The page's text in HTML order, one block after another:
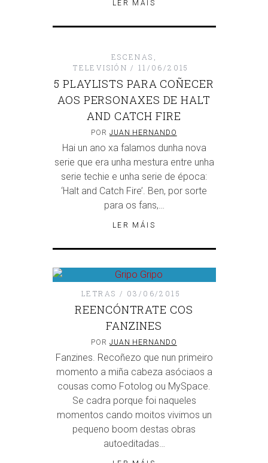
LER MÁIS
ESCENAS
TELEVISIÓN
11/06/2015
5 PLAYLISTS PARA COÑECER
AOS PERSONAXES DE HALT
AND CATCH FIRE
POR JUAN HERNANDO
Hai un ano xa falamos dunha nova
serie que era unha mestura entre unha
serie techie e unha serie de época:
‘Halt and Catch Fire’. Ben, por sorte
para os fans,…
LER MÁIS
LETRAS 03/06/2015
REENCÓNTRATE COS
FANZINES
POR JUAN HERNANDO
Fanzines. Recoñezo que nun primeiro
momento a miña cabeza asóciaos a
cousas como Fotolog ou MySpace.
Se cadra porque foi naqueles
momentos cando moitos vivimos un
pequeno boom destas obras
autoeditadas…